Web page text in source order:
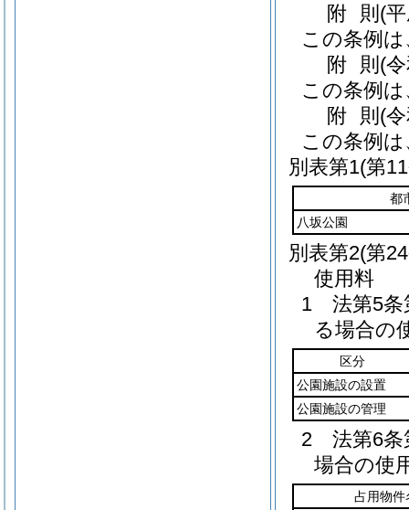
附 則 (
この条例
附 則 (
この条例
附 則 (
この条例
別表第1(第
都
八坂公園
別表第2(第
使用料
1 法第5条
る場合の
区分
公園施設の設置
公園施設の管理
2 法第6条
場合の使
占用物件